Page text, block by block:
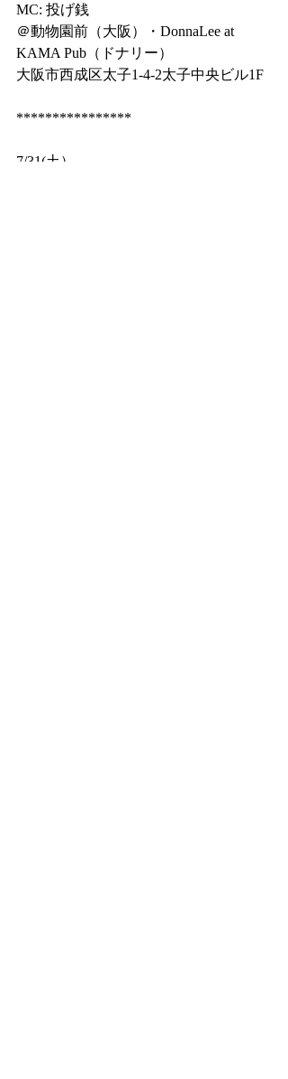
MC: 投げ銭
＠動物園前（大阪）・DonnaLee at
KAMA Pub（ドナリー）
大阪市西成区太子1-4-2太子中央ビル1F
****************
7/31(土）